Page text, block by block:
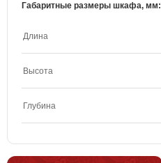
Габаритные размеры шкафа, мм:
Длина
Высота
Глубина